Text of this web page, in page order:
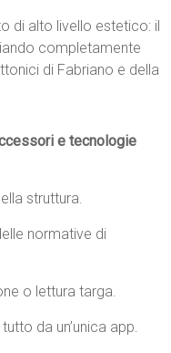
di alto livello estetico: il
completamente
di Fabriano e della
e tecnologie
struttura.
normative di
o lettura targa.
da un’unica app.